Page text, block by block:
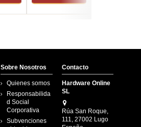
Sobre Nosotros
Quienes somos
Responsabilida
d Social
Corporativa
Subvenciones
Contacto
Hardware Online
SL
Rúa San Roque,
111, 27002 Lugo